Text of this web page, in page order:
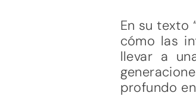
En su texto
cómo las
llevar a
profundo